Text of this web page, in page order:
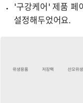
'구강케어' 제품 페
설정해두었어요.